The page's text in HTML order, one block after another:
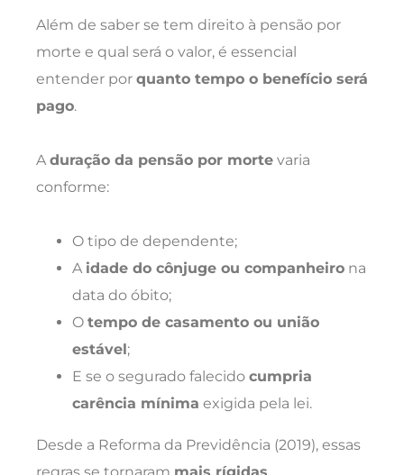
Além de saber se tem direito à pensão por
morte e qual será o valor, é essencial
entender por quanto tempo o benefício será
pago.
A duração da pensão por morte varia
conforme:
O tipo de dependente;
A idade do cônjuge ou companheiro na
data do óbito;
O tempo de casamento ou união
estável;
E se o segurado falecido cumpria
carência mínima exigida pela lei.
Desde a Reforma da Previdência (2019), essas